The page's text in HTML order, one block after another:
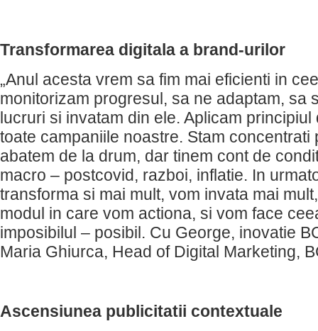
Transformarea digitala a brand-urilor
„Anul acesta vrem sa fim mai eficienti in
monitorizam progresul, sa ne adaptam, sa
lucruri si invatam din ele. Aplicam principiul
toate campaniile noastre. Stam concentrati
abatem de la drum, dar tinem cont de
macro – postcovid, razboi, inflatie. In
transforma si mai mult, vom invata mai
modul in care vom actiona, si vom face
imposibilul – posibil. Cu George, inovatie
Maria Ghiurca, Head of Digital Marketing,
Ascensiunea publicitatii contextuale